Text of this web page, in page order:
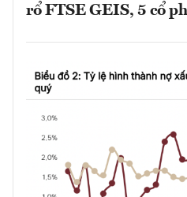
rổ FTSE GEIS, 5 cổ